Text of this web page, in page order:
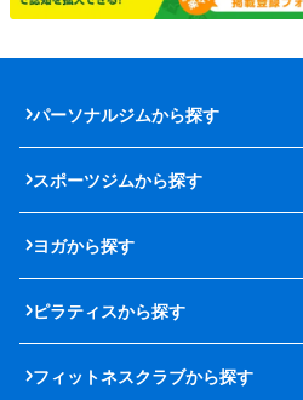
パーソナルジムから探す
スポーツジムから探す
ヨガから探す
ピラティスから探す
フィットネスクラブから探す